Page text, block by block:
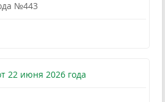
№443
22 июня 2026 года